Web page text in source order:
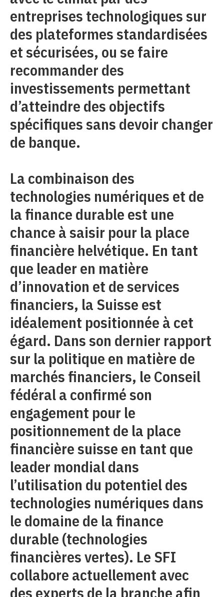
entreprises technologiques sur
des plateformes standardisées
et sécurisées, ou se faire
recommander des
investissements permettant
d’atteindre des objectifs
spécifiques sans devoir changer
de banque.
La combinaison des
technologies numériques et de
la finance durable est une
chance à saisir pour la place
financière helvétique. En tant
que leader en matière
d’innovation et de services
financiers, la Suisse est
idéalement positionnée à cet
égard. Dans son dernier rapport
sur la politique en matière de
marchés financiers, le Conseil
fédéral a confirmé son
engagement pour le
positionnement de la place
financière suisse en tant que
leader mondial dans
l’utilisation du potentiel des
technologies numériques dans
le domaine de la finance
durable (technologies
financières vertes). Le SFI
collabore actuellement avec
des experts de la branche afin